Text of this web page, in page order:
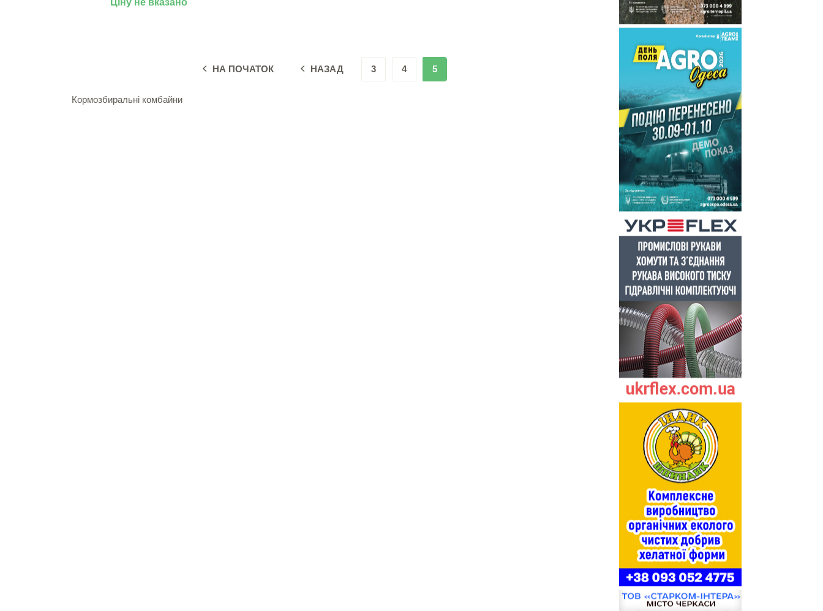
Ціну не вказано
НА ПОЧАТОК НАЗАД 3 4 5
Кормозбиральні комбайни